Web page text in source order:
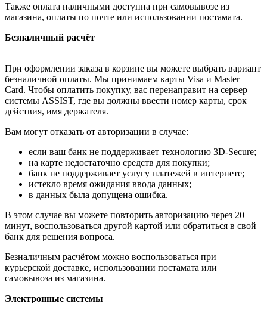
Также оплата наличными доступна при самовывозе из
магазина, оплаты по почте или использовании постамата.
Безналичный расчёт
При оформлении заказа в корзине вы можете выбрать вариант
безналичной оплаты. Мы принимаем карты Visa и Master
Card. Чтобы оплатить покупку, вас перенаправит на сервер
системы ASSIST, где вы должны ввести номер карты, срок
действия, имя держателя.
Вам могут отказать от авторизации в случае:
если ваш банк не поддерживает технологию 3D-Secure;
на карте недостаточно средств для покупки;
банк не поддерживает услугу платежей в интернете;
истекло время ожидания ввода данных;
в данных была допущена ошибка.
В этом случае вы можете повторить авторизацию через 20
минут, воспользоваться другой картой или обратиться в свой
банк для решения вопроса.
Безналичным расчётом можно воспользоваться при
курьерской доставке, использовании постамата или
самовывоза из магазина.
Электронные системы